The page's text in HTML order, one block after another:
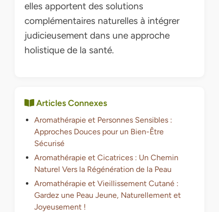
elles apportent des solutions
complémentaires naturelles à intégrer
judicieusement dans une approche
holistique de la santé.
Articles Connexes
Aromathérapie et Personnes Sensibles :
Approches Douces pour un Bien-Être
Sécurisé
Aromathérapie et Cicatrices : Un Chemin
Naturel Vers la Régénération de la Peau
Aromathérapie et Vieillissement Cutané :
Gardez une Peau Jeune, Naturellement et
Joyeusement !